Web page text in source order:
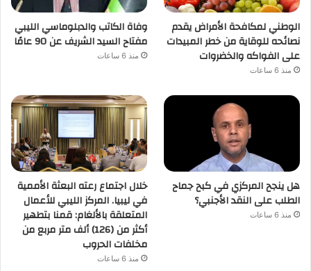
الوطني لمكافحة الأمراض يقدم
نصائحه للوقاية من خطر المبيدات
على الفواكه والخضروات
منذ 6 ساعات
وفاة الكاتب والدبلوماسي الليبي
مفتاح السيد الشريف عن 90 عامًا
منذ 6 ساعات
هل ينجح المركزي في كبح جماح
الطلب على النقد الأجنبي؟
منذ 6 ساعات
خلال اجتماع رعته البعثة الأممية
في ليبيا. المركز الليبي للأعمال
المتعلقة بالألغام: قمنا بتطهير
أكثر من (126) ألف متر مربع من
مخلفات الحروب
منذ 6 ساعات